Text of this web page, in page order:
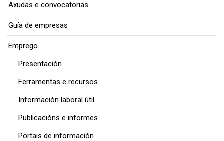
Axudas e convocatorias
Guía de empresas
Emprego
Presentación
Ferramentas e recursos
Información laboral útil
Publicacións e informes
Portais de información